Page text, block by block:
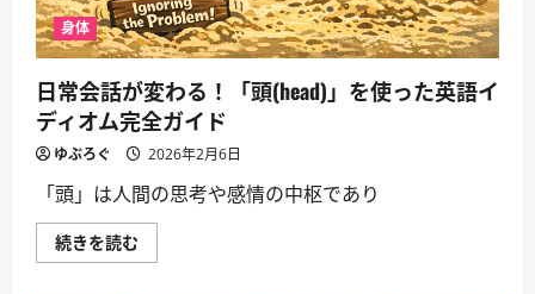
身体
日常会話が変わる！「頭(head)」を使った英語イ
ディオム完全ガイド
ゆぶろぐ 2026年2月6日
「頭」は人間の思考や感情の中枢であり
続きを読む
常